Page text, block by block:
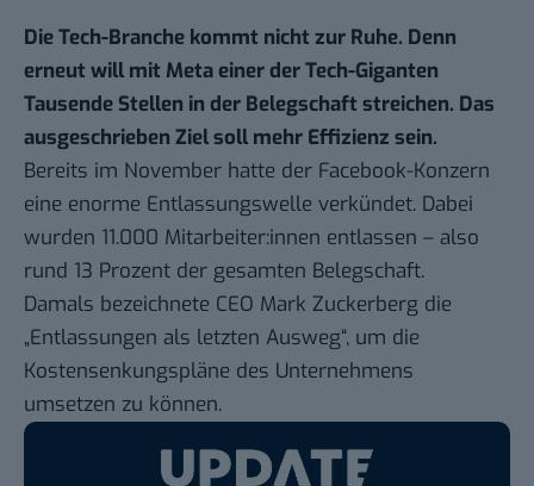
Die Tech-Branche kommt nicht zur Ruhe. Denn
erneut will mit Meta einer der Tech-Giganten
Tausende Stellen in der Belegschaft streichen. Das
ausgeschrieben Ziel soll mehr Effizienz sein.
Bereits im November hatte der Facebook-Konzern
eine enorme Entlassungswelle verkündet. Dabei
wurden 11.000 Mitarbeiter:innen entlassen – also
rund 13 Prozent der gesamten Belegschaft.
Damals bezeichnete CEO Mark Zuckerberg die
„Entlassungen als letzten Ausweg“, um die
Kostensenkungspläne des Unternehmens
umsetzen zu können.